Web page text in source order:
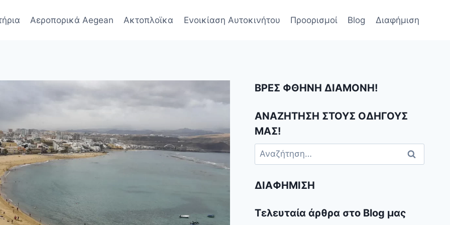
Αεροπορικά Aegean Ακτοπλοϊκα Ενοικίαση Αυτοκινήτου Προορισμοί Blog Διαφήμιση
ΒΡΕΣ ΦΘΗΝΗ ΔΙΑΜΟΝΗ!
ΑΝΑΖΗΤΗΣΗ ΣΤΟΥΣ ΟΔΗΓΟΥΣ
ΜΑΣ!
Αναζήτηση
για:
ΔΙΑΦΉΜΙΣΗ
Τελευταία άρθρα στο Blog μας